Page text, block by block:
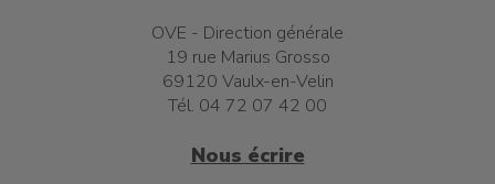
OVE - Direction générale
19 rue Marius Grosso
69120 Vaulx-en-Velin
Tél. 04 72 07 42 00
Nous écrire